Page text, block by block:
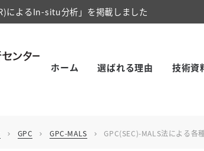
によるIn-situ分析」を掲載しました
ホーム
選ばれる理由 技術資
chevron_right GPC chevron_right GPC-MALS chevron_right GPC(SEC)-MALS法による各